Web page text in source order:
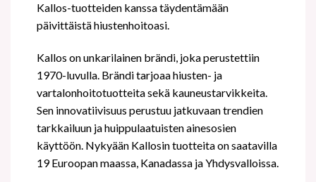
Kallos-tuotteiden kanssa täydentämään
päivittäistä hiustenhoitoasi.
Kallos on unkarilainen brändi, joka perustettiin
1970-luvulla. Brändi tarjoaa hiusten- ja
vartalonhoitotuotteita sekä kauneustarvikkeita.
Sen innovatiivisuus perustuu jatkuvaan trendien
tarkkailuun ja huippulaatuisten ainesosien
käyttöön. Nykyään Kallosin tuotteita on saatavilla
19 Euroopan maassa, Kanadassa ja Yhdysvalloissa.